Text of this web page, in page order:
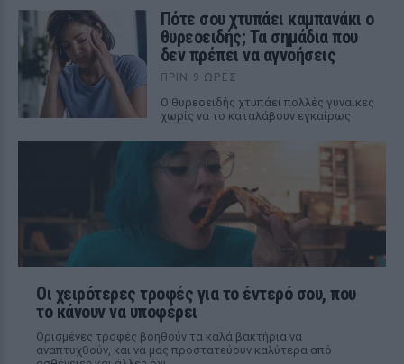
Πότε σου χτυπάει καμπανάκι ο
θυρεοειδής; Τα σημάδια που
δεν πρέπει να αγνοήσεις
ΠΡΙΝ 9 ΏΡΕΣ
Ο θυρεοειδής χτυπάει πολλές γυναίκες
χωρίς να το καταλάβουν εγκαίρως
Οι χειρότερες τροφές για το έντερό σου, που
το κάνουν να υποφέρει
Ορισμένες τροφές βοηθούν τα καλά βακτήρια να
αναπτυχθούν, και να μας προστατεύουν καλύτερα από